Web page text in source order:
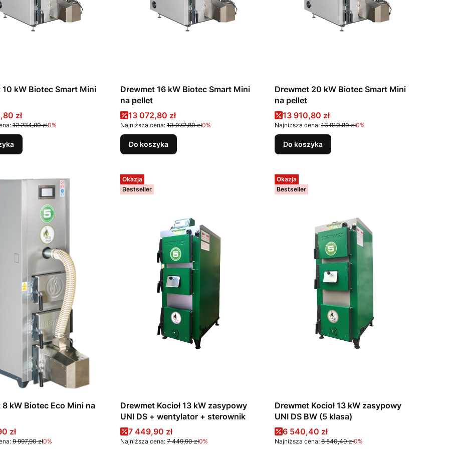
10 kW Biotec Smart Mini
zł
12 234,80 zł0%
Drewmet 16 kW Biotec Smart Mini
na pellet
Cena promocyjna
13 072,80 zł
Najniższa cena: 13 072,80 zł0%
Do koszyka
Drewmet 20 kW Biotec Smart Mini
na pellet
Cena promocyjna
13 910,80 zł
Najniższa cena: 13 910,80 zł0%
Do koszyka
8 kW Biotec Eco Mini na
zł
9 997,90 zł0%
Okazja
Bestseller
Drewmet Kocioł 13 kW zasypowy
UNI DS + wentylator + sterownik
Cena promocyjna
7 449,90 zł
Najniższa cena: 7 449,90 zł0%
Okazja
Bestseller
Drewmet Kocioł 13 kW zasypowy
UNI DS BW (5 klasa)
Cena promocyjna
6 540,40 zł
Najniższa cena: 6 540,40 zł0%